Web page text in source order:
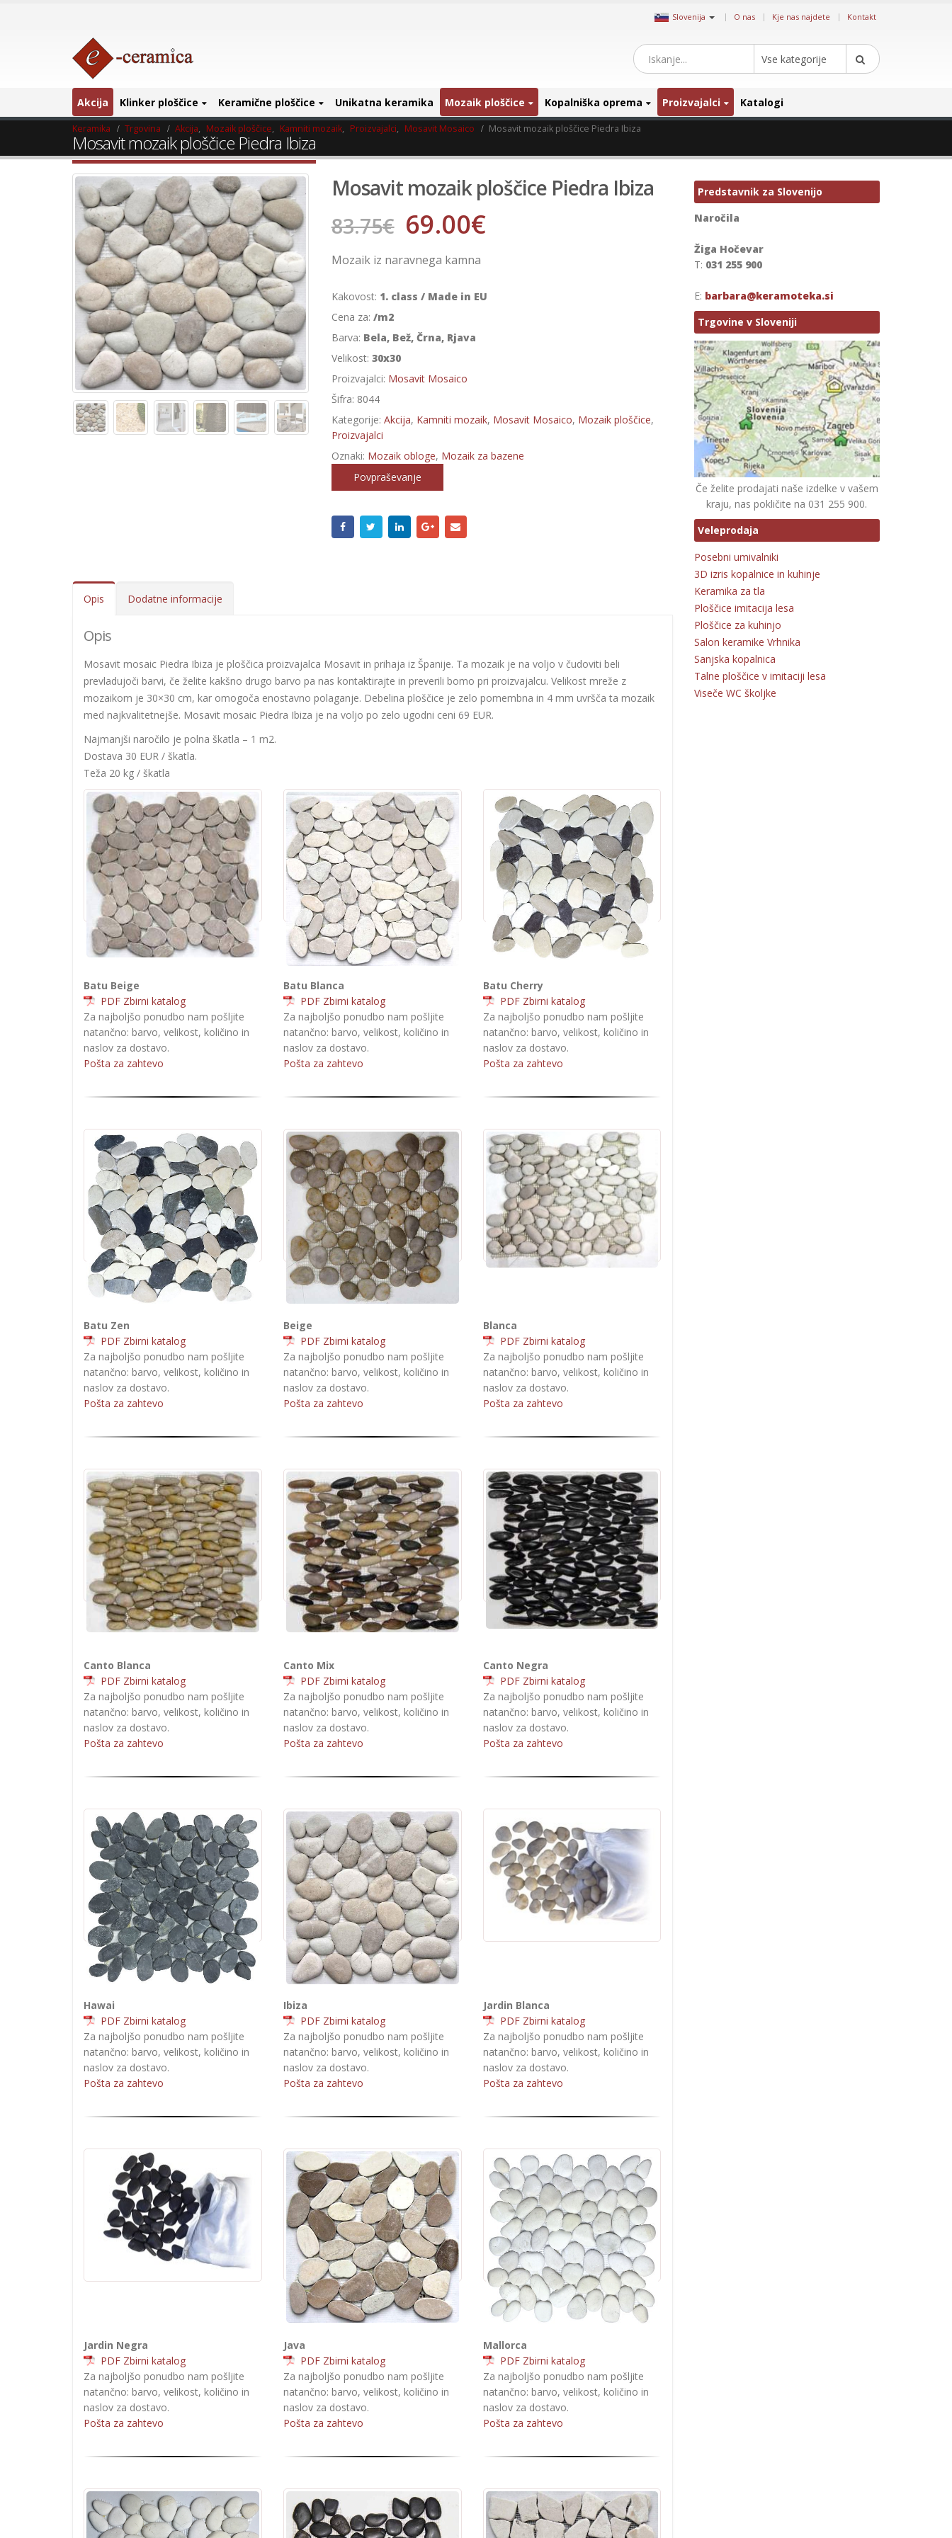
Slovenija | O nas Kje nas najdete Kontakt
Vse kategorije
Akcija Klinker ploščice Keramične ploščice Unikatna keramika Mozaik ploščice Kopalniška oprema Proizvajalci Katalogi
Keramika Trgovina Akcija, Mozaik ploščice, Kamniti mozaik, Proizvajalci, Mosavit Mosaico Mosavit mozaik ploščice Piedra Ibiza
Mosavit mozaik ploščice Piedra Ibiza
Mosavit mozaik ploščice Piedra Ibiza
83.75€ 69.00€
Mozaik iz naravnega kamna
Kakovost: 1. class / Made in EU
Cena za: /m2
Barva: Bela, Bež, Črna, Rjava
Velikost: 30x30
Proizvajalci: Mosavit Mosaico
Šifra: 8044
Kategorije: Akcija, Kamniti mozaik, Mosavit Mosaico, Mozaik ploščice,
Proizvajalci
Oznaki: Mozaik obloge, Mozaik za bazene
Povpraševanje
Opis Dodatne informacije
Opis
Mosavit mosaic Piedra Ibiza je ploščica proizvajalca Mosavit in prihaja iz Španije. Ta mozaik je na voljo v čudoviti beli
prevladujoči barvi, če želite kakšno drugo barvo pa nas kontaktirajte in preverili bomo pri proizvajalcu. Velikost mreže z
mozaikom je 30×30 cm, kar omogoča enostavno polaganje. Debelina ploščice je zelo pomembna in 4 mm uvršča ta mozaik
med najkvalitetnejše. Mosavit mosaic Piedra Ibiza je na voljo po zelo ugodni ceni 69 EUR.
Najmanjši naročilo je polna škatla – 1 m2.
Dostava 30 EUR / škatla.
Teža 20 kg / škatla
Batu Beige
PDF Zbirni katalog
Za najboljšo ponudbo nam pošljite
natančno: barvo, velikost, količino in
naslov za dostavo.
Pošta za zahtevo
Batu Blanca
PDF Zbirni katalog
Za najboljšo ponudbo nam pošljite
natančno: barvo, velikost, količino in
naslov za dostavo.
Pošta za zahtevo
Batu Cherry
PDF Zbirni katalog
Za najboljšo ponudbo nam pošljite
natančno: barvo, velikost, količino in
naslov za dostavo.
Pošta za zahtevo
Batu Zen
PDF Zbirni katalog
Za najboljšo ponudbo nam pošljite
natančno: barvo, velikost, količino in
naslov za dostavo.
Pošta za zahtevo
Beige
PDF Zbirni katalog
Za najboljšo ponudbo nam pošljite
natančno: barvo, velikost, količino in
naslov za dostavo.
Pošta za zahtevo
Blanca
PDF Zbirni katalog
Za najboljšo ponudbo nam pošljite
natančno: barvo, velikost, količino in
naslov za dostavo.
Pošta za zahtevo
Canto Blanca
PDF Zbirni katalog
Za najboljšo ponudbo nam pošljite
natančno: barvo, velikost, količino in
naslov za dostavo.
Pošta za zahtevo
Canto Mix
PDF Zbirni katalog
Za najboljšo ponudbo nam pošljite
natančno: barvo, velikost, količino in
naslov za dostavo.
Pošta za zahtevo
Canto Negra
PDF Zbirni katalog
Za najboljšo ponudbo nam pošljite
natančno: barvo, velikost, količino in
naslov za dostavo.
Pošta za zahtevo
Hawai
PDF Zbirni katalog
Za najboljšo ponudbo nam pošljite
natančno: barvo, velikost, količino in
naslov za dostavo.
Pošta za zahtevo
Ibiza
PDF Zbirni katalog
Za najboljšo ponudbo nam pošljite
natančno: barvo, velikost, količino in
naslov za dostavo.
Pošta za zahtevo
Jardin Blanca
PDF Zbirni katalog
Za najboljšo ponudbo nam pošljite
natančno: barvo, velikost, količino in
naslov za dostavo.
Pošta za zahtevo
Jardin Negra
PDF Zbirni katalog
Za najboljšo ponudbo nam pošljite
natančno: barvo, velikost, količino in
naslov za dostavo.
Pošta za zahtevo
Java
PDF Zbirni katalog
Za najboljšo ponudbo nam pošljite
natančno: barvo, velikost, količino in
naslov za dostavo.
Pošta za zahtevo
Mallorca
PDF Zbirni katalog
Za najboljšo ponudbo nam pošljite
natančno: barvo, velikost, količino in
naslov za dostavo.
Pošta za zahtevo
Predstavnik za Slovenijo
Naročila
Žiga Hočevar
T: 031 255 900
E: barbara@keramoteka.si
Trgovine v Sloveniji
Če želite prodajati naše izdelke v vašem
kraju, nas pokličite na 031 255 900.
Veleprodaja
Posebni umivalniki
3D izris kopalnice in kuhinje
Keramika za tla
Ploščice imitacija lesa
Ploščice za kuhinjo
Salon keramike Vrhnika
Sanjska kopalnica
Talne ploščice v imitaciji lesa
Viseče WC školjke